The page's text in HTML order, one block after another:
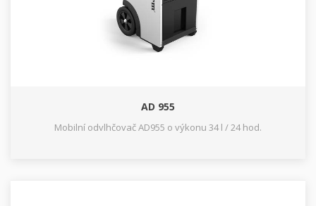
AD 955
Mobilní odvlhčovač AD955 o výkonu 34 l / 24 hod.